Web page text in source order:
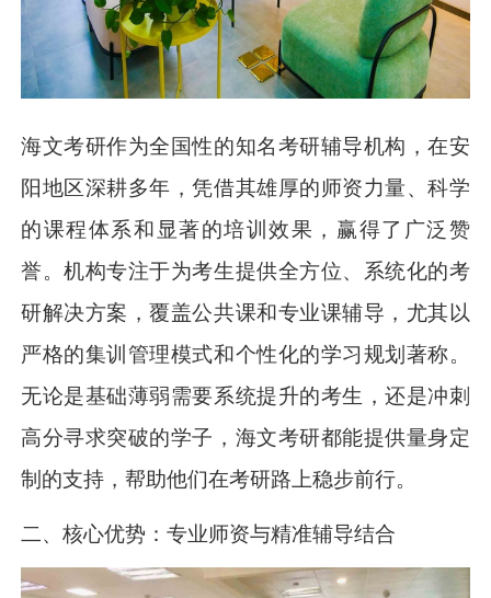
海文考研作为全国性的知名考研辅导机构，在安
阳地区深耕多年，凭借其雄厚的师资力量、科学
的课程体系和显著的培训效果，赢得了广泛赞
誉。机构专注于为考生提供全方位、系统化的考
研解决方案，覆盖公共课和专业课辅导，尤其以
严格的集训管理模式和个性化的学习规划著称。
无论是基础薄弱需要系统提升的考生，还是冲刺
高分寻求突破的学子，海文考研都能提供量身定
制的支持，帮助他们在考研路上稳步前行。
二、核心优势：专业师资与精准辅导结合